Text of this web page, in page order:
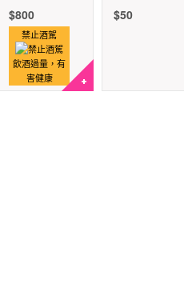
$800
禁止酒駕
飲酒過量，有
害健康
$50